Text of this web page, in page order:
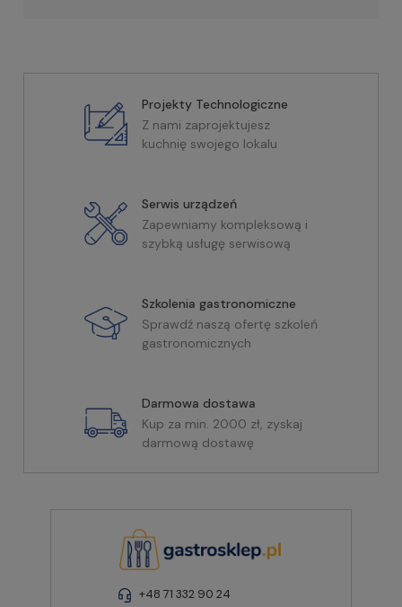
Projekty Technologiczne
Z nami zaprojektujesz
kuchnię swojego lokalu
Serwis urządzeń
Zapewniamy kompleksową i
szybką usługę serwisową
Szkolenia gastronomiczne
Sprawdź naszą ofertę szkoleń
gastronomicznych
Darmowa dostawa
Kup za min. 2000 zł, zyskaj
darmową dostawę
+48 71 332 90 24